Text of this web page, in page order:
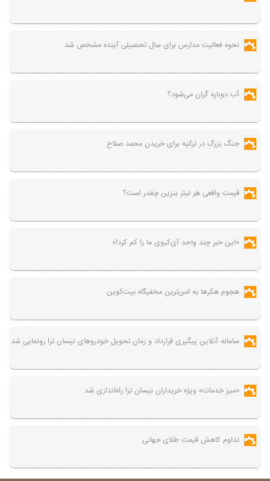
نحوه فعالیت مدارس برای سال تحصیلی آینده مشخص شد
آب دوباره گران می‌شود؟
جنگ بزرگ در ترکیه برای خریدن محمد صلاح
قیمت واقعی هر لیتر بنزین چقدر است؟
«این خبر چند واحد آی‌کیوی ما را کم کرد!»
هجوم هکرها به امن‌ترین مخفیگاه بیت‌کوین
سامانه آنلاین پیگیری قرارداد‌ و زمان تحویل خودرو‌های نیسان ترا رونمایی شد
«میز خدمات» ویژه خریداران نیسان ترا راه‌اندازی شد
تداوم کاهش قیمت طلای جهانی